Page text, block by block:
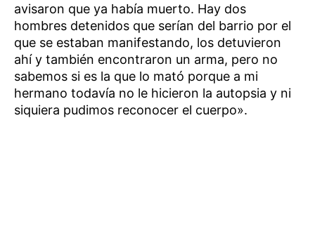
avisaron que ya había muerto. Hay dos
hombres detenidos que serían del barrio por el
que se estaban manifestando, los detuvieron
ahí y también encontraron un arma, pero no
sabemos si es la que lo mató porque a mi
hermano todavía no le hicieron la autopsia y ni
siquiera pudimos reconocer el cuerpo».